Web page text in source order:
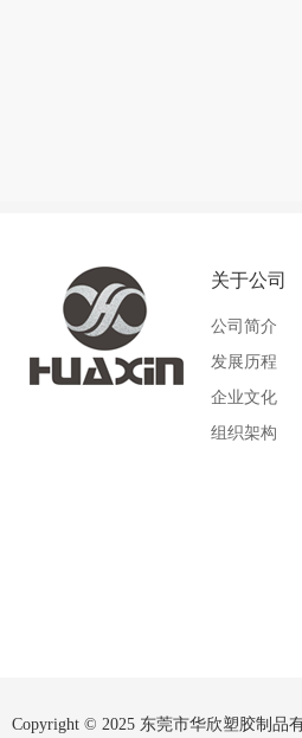
SQ
QPI VP
关于公司
公司简介
发展历程
企业文化
组织架构
Copyright © 2025 东莞市华欣塑胶制品